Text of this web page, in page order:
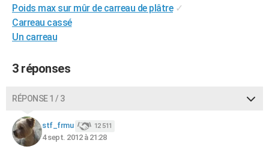
CARTE DE VOEUX
Carte de Noël
Carte Bonne année
Carte Saint-Valentin
Carte Pâques
Carte d'anniversaire
DICTIONNAIRE
Dictionnaire
Biographies
Citations
Expressions
Proverbes
PROGRAMME TV
AVIS DE DÉCÈS
FORUM
Poids max sur mûr de carreau de plâtre ✓
Carreau cassé
Un carreau
3 réponses
RÉPONSE 1 / 3
stf_frmu 12 511
4 sept. 2012 à 21:28